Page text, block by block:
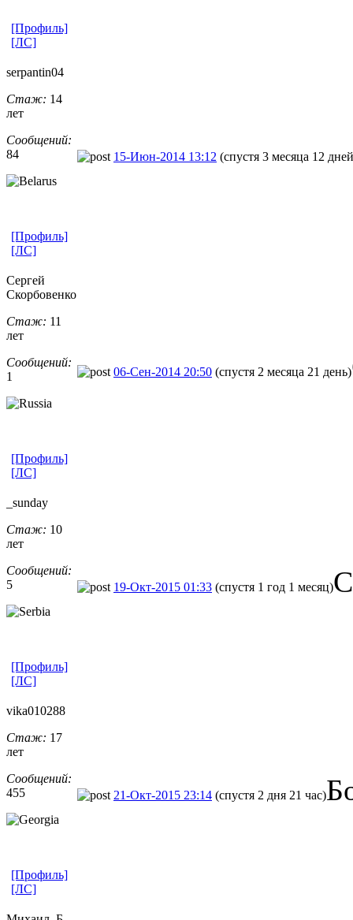
[Профиль]
[ЛС]
serpantin04
Стаж: 14
лет
Сообщений:
84
15-Июн-2014 13:12 (спустя 3 месяца 12
[Профиль]
[ЛС]
Сергей
Скорбовенко
Стаж: 11
лет
Сообщений:
1
06-Сен-2014 20:50 (спустя 2 месяца 21 день)
[Профиль]
[ЛС]
_sunday
Стаж: 10
лет
Сообщений:
5
19-Окт-2015 01:33 (спустя 1 год 1 месяц)
[Профиль]
[ЛС]
vika010288
Стаж: 17
лет
Сообщений:
455
21-Окт-2015 23:14 (спустя 2 дня 21 час)
[Профиль]
[ЛС]